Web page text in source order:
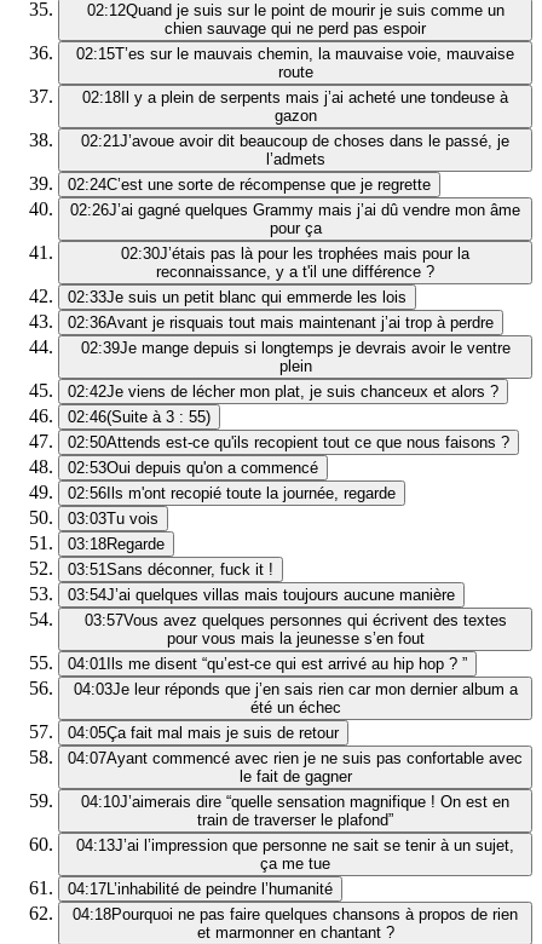
02:12Quand je suis sur le point de mourir je suis comme un
chien sauvage qui ne perd pas espoir
02:15T’es sur le mauvais chemin, la mauvaise voie, mauvaise
route
02:18 Il y a plein de serpents mais j’ai acheté une tondeuse à
gazon
02:21J’avoue avoir dit beaucoup de choses dans le passé, je
l’admets
02:24C’est une sorte de récompense que je regrette
02:26J’ai gagné quelques Grammy mais j’ai dû vendre mon âme
pour ça
02:30J’étais pas là pour les trophées mais pour la
reconnaissance, y a t'il une différence ?
02:33Je suis un petit blanc qui emmerde les lois
02:36Avant je risquais tout mais maintenant j’ai trop à perdre
02:39Je mange depuis si longtemps je devrais avoir le ventre
plein
02:42Je viens de lécher mon plat, je suis chanceux et alors ?
02:46(Suite à 3 : 55)
02:50Attends est-ce qu'ils recopient tout ce que nous faisons ?
02:53Oui depuis qu'on a commencé
02:56 Ils m'ont recopié toute la journée, regarde
03:03Tu vois
03:18Regarde
03:51Sans déconner, fuck it !
03:54J’ai quelques villas mais toujours aucune manière
03:57Vous avez quelques personnes qui écrivent des textes
pour vous mais la jeunesse s’en fout
04:01 Ils me disent “qu’est-ce qui est arrivé au hip hop ? ”
04:03Je leur réponds que j’en sais rien car mon dernier album a
été un échec
04:05Ça fait mal mais je suis de retour
04:07Ayant commencé avec rien je ne suis pas confortable avec
le fait de gagner
04:10J’aimerais dire “quelle sensation magnifique ! On est en
train de traverser le plafond”
04:13J’ai l’impression que personne ne sait se tenir à un sujet,
ça me tue
04:17L’inhabilité de peindre l’humanité
04:18Pourquoi ne pas faire quelques chansons à propos de rien
et marmonner en chantant ?